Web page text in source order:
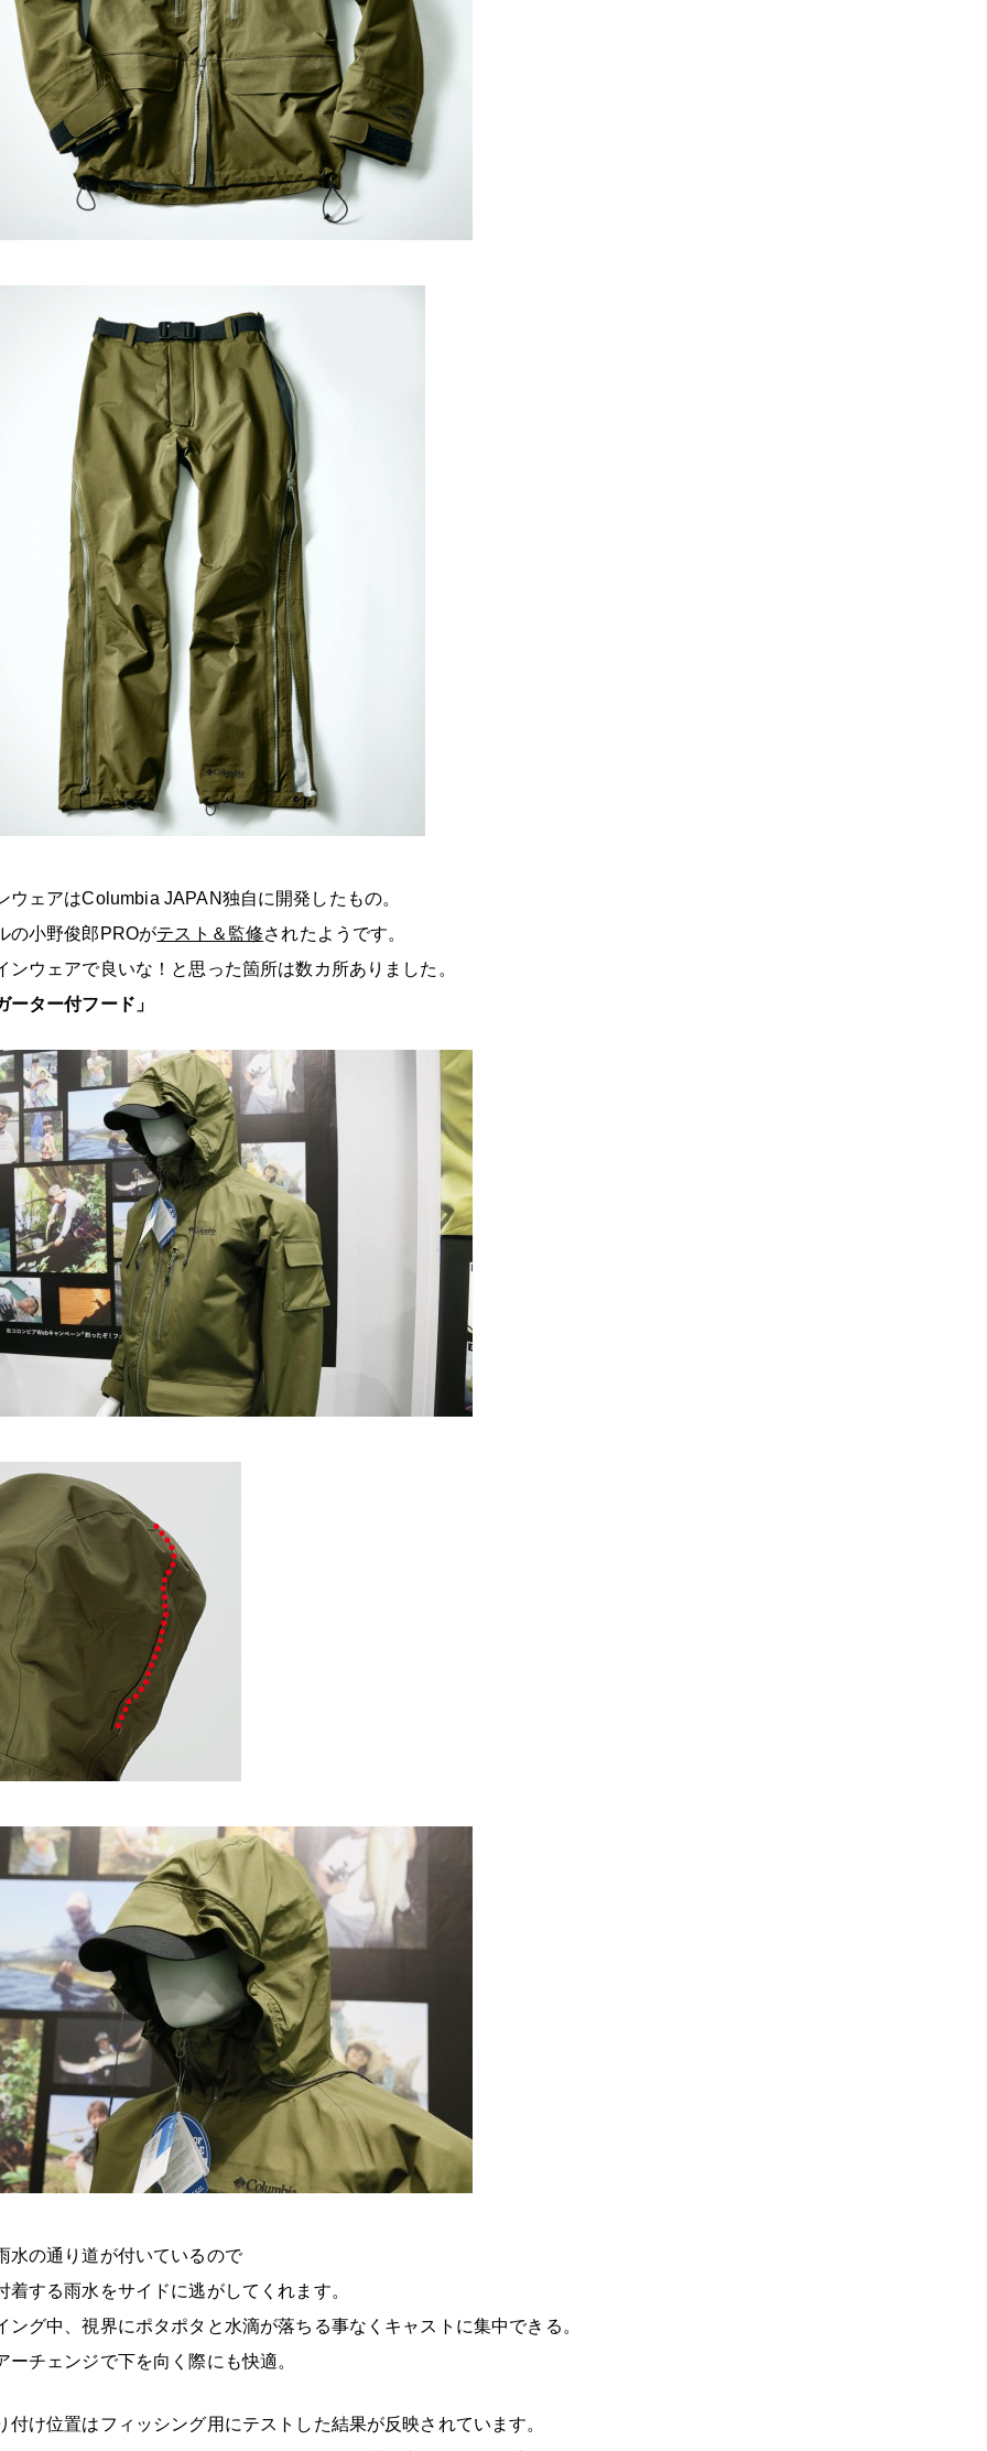
ウェアはColumbia JAPAN独自に開発したもの。
の小野俊郎PROがテスト＆監修されたようです。
ンウェアで良いな！と思った箇所は数カ所ありました。
ーター付フード」
水の通り道が付いているので
着する雨水をサイドに逃がしてくれます。
ング中、視界にポタポタと水滴が落ちる事なくキャストに集中できる。
ーチェンジで下を向く際にも快適。
付け位置はフィッシング用にテストした結果が反映されています。